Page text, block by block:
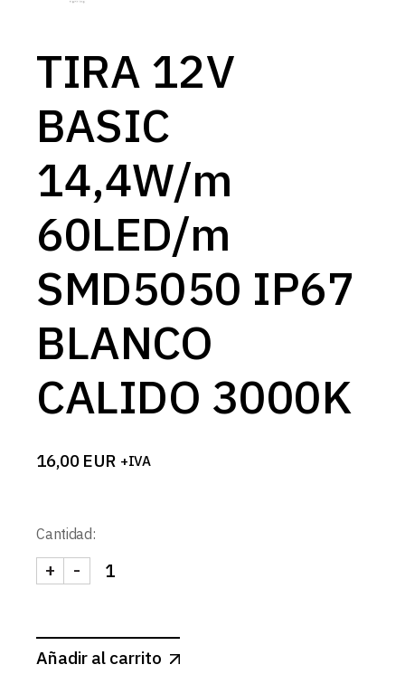
TIRA 12V
BASIC
14,4W/m
60LED/m
SMD5050 IP67
BLANCO
CALIDO 3000K
16,00 EUR +IVA
Cantidad:
TIRA 12V BASIC 14,4W/m 60LED/m SMD5050
-
+
Añadir al carrito